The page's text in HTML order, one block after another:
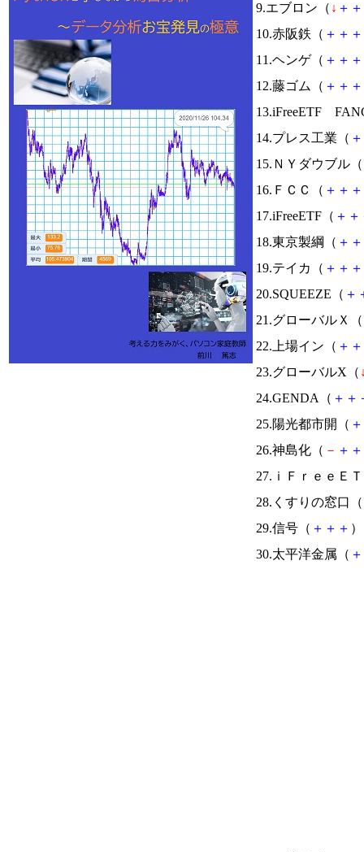
9.エブロン（ ↓ ＋ ＋
10.赤阪鉄（ ＋ ＋ ＋
11.ヘンゲ（ ＋ ＋ ＋
12.藤ゴム（ ＋ ＋ ＋
13.iFreeETF
14.プレス工業（ ＋
15.ＮＹダウブル（
16.ＦＣＣ（ ＋ ＋ ＋
17.iFreeETF（ ＋ ＋
18.東京製綱（ ＋ ＋
19.テイカ（ ＋ ＋ ＋
20.SQUEEZE（ ＋
21.グローバルＸ（
22.上場イン（ ＋ ＋
23.グローバルX（
24.GENDA（ ＋ ＋
25.陽光都市開（ ＋
26.神島化（ － ＋ ＋
27.ｉＦｒｅｅＥ
28.くすりの窓口（
29.信号（ ＋ ＋ ＋
30.太平洋金属（ ＋